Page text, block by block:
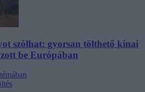
szólhat: gyorsan tölthető kínai
be Európában